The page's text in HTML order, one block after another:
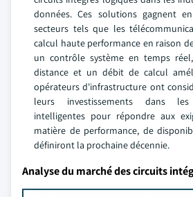
données. Ces solutions gagnent
secteurs tels que les
calcul haute performance en raison
un contrôle système en temps
distance et un débit de calcul
opérateurs d'infrastructure ont
leurs investissements dans
intelligentes pour répondre aux
matière de performance, de
définiront la prochaine décennie.
Analyse du marché des circuits